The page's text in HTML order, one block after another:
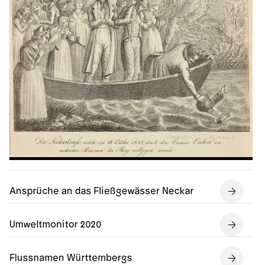
Ansprüche an das Fließgewässer Neckar
Umweltmonitor 2020
Flussnamen Württembergs